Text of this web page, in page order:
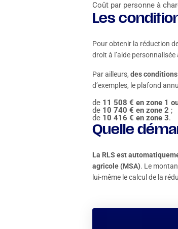
Coût par personne à
Les
Pour obtenir la réduction
droit à l’aide
Par ailleurs, des
d’exemples, le plafond
de 11 508 € en zone 1
de 10 740 € en zone 2 ;
de 10 416 € en zone 3.
Quelle
La RLS est
agricole (MSA). Le
lui-même le calcul de la